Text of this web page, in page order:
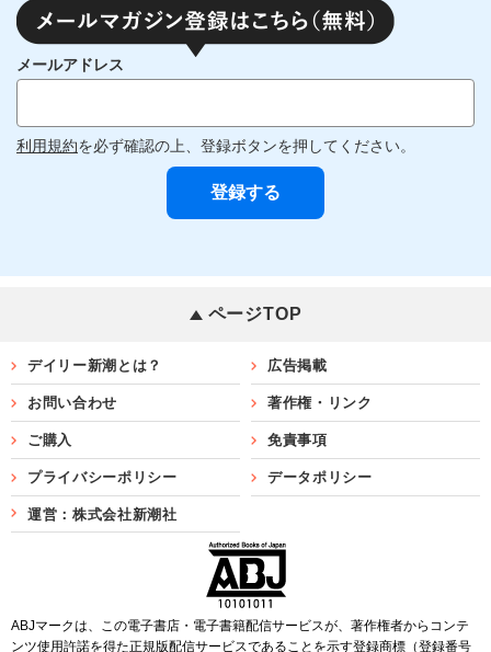
メールアドレス
利用規約を必ず確認の上、登録ボタンを押してください。
ページTOP
デイリー新潮とは？ 広告掲載
お問い合わせ 著作権・リンク
ご購入 免責事項
プライバシーポリシー データポリシー
運営：株式会社新潮社
ABJマークは、この電子書店・電子書籍配信サービスが、著作権者からコンテ
ンツ使用許諾を得た正規版配信サービスであることを示す登録商標（登録番号